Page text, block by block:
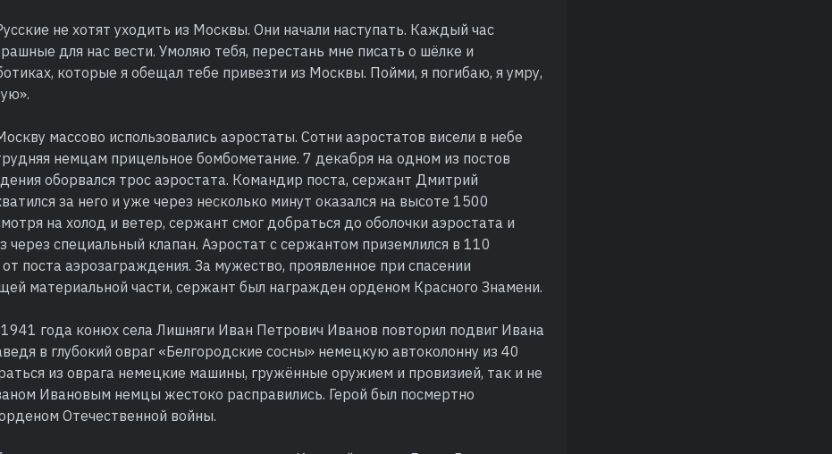
не хотят уходить из Москвы. Они начали наступать. Каждый час
для нас вести. Умоляю тебя, перестань мне писать о шёлке и
которые я обещал тебе привезти из Москвы. Пойми, я погибаю, я умру,
массово использовались аэростаты. Сотни аэростатов висели в небе
немцам прицельное бомбометание. 7 декабря на одном из постов
оборвался трос аэростата. Командир поста, сержант Дмитрий
за него и уже через несколько минут оказался на высоте 1500
на холод и ветер, сержант смог добраться до оболочки аэростата и
через специальный клапан. Аэростат с сержантом приземлился в 110
поста аэрозаграждения. За мужество, проявленное при спасении
материальной части, сержант был награжден орденом Красного Знамени.
года конюх села Лишняги Иван Петрович Иванов повторил подвиг Ивана
в глубокий овраг «Белгородские сосны» немецкую автоколонну из 40
из оврага немецкие машины, гружённые оружием и провизией, так и не
Ивановым немцы жестоко расправились. Герой был посмертно
Отечественной войны.